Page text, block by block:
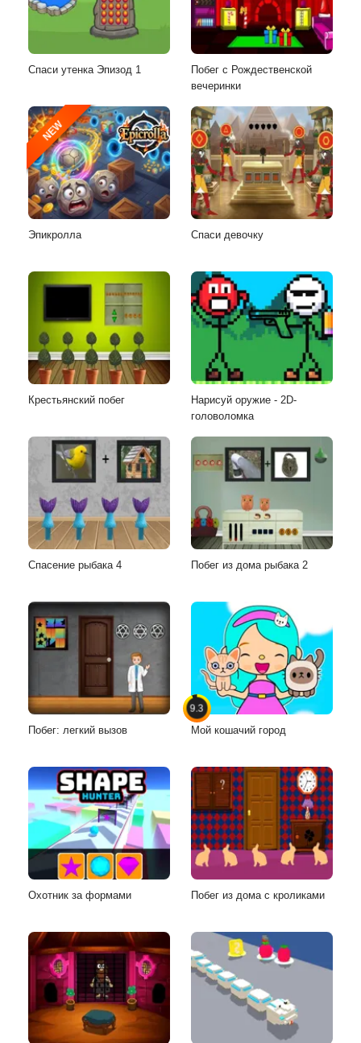
Спаси утенка Эпизод 1
Побег с Рождественской
вечеринки
NEW
Эпикролла Спаси девочку
Крестьянский побег
Нарисуй оружие - 2D-
головоломка
Спасение рыбака 4 Побег из дома рыбака 2
Побег: легкий вызов
9.3
Мой кошачий город
Охотник за формами Побег из дома с кроликами